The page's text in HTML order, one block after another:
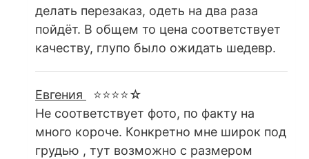
делать перезаказ, одеть на два раза
пойдёт. В общем то цена соответствует
качеству, глупо было ожидать шедевр.
Евгения
⭐⭐⭐⭐☆
Не соответствует фото, по факту на
много короче. Конкретно мне широк под
грудью , тут возможно с размером